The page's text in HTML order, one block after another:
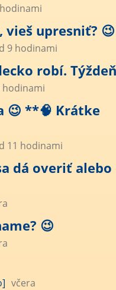
upresniť? 😉
9 hodinami
robí.
hodinami
😉 **🧠 Krátke
11 hodinami
dá overiť alebo
😉
včera